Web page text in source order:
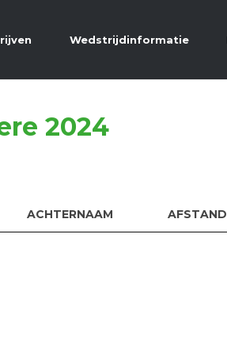
Wedstrijdinformatie
2024
ACHTERNAAM AFSTAND